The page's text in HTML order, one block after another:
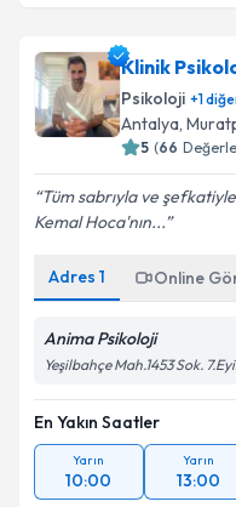
Klinik
Psikoloji +1
Antalya,
5 (66
Tüm sabrıyla ve
Kemal Hoca'nın...
Adres 1 Online
Anima Psikoloji
Yeşilbahçe Mah.1453 Sok.
En Yakın Saatler
Yarın
10:00
Yarın
13:00